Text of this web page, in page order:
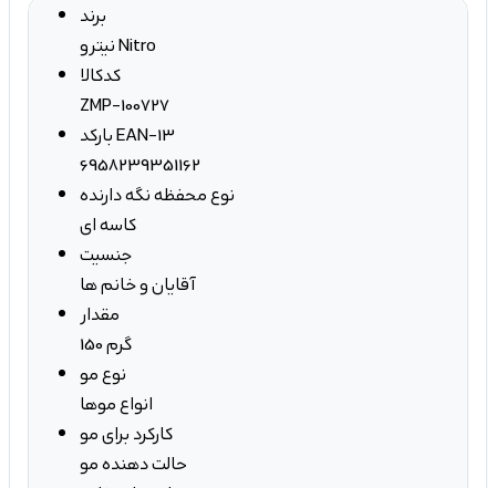
برند
نیترو Nitro
کدکالا
ZMP-100727
بارکد EAN-13
6958239351162
نوع محفظه نگه دارنده
کاسه ای
جنسیت
آقایان و خانم ها
مقدار
150 گرم
نوع مو
انواع موها
کارکرد برای مو
حالت دهنده مو